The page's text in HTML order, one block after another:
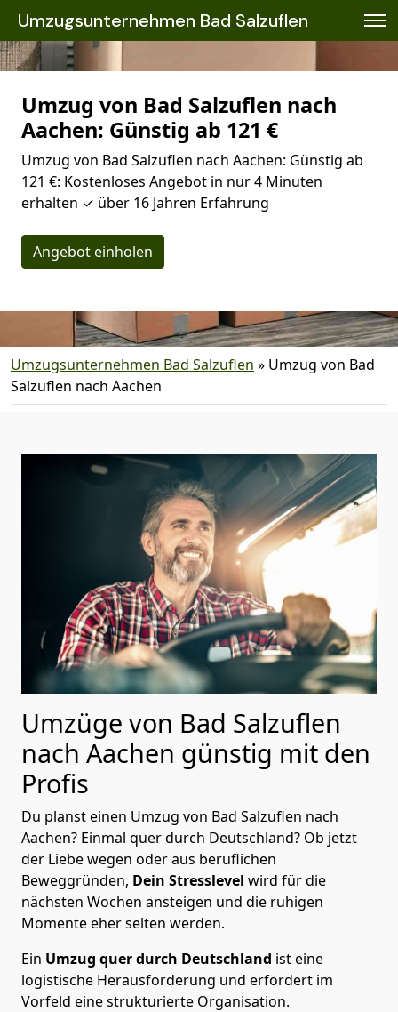
Umzugsunternehmen Bad Salzuflen
Umzug von Bad Salzuflen nach
Aachen: Günstig ab 121 €
Umzug von Bad Salzuflen nach Aachen: Günstig ab
121 €: Kostenloses Angebot in nur 4 Minuten
erhalten ✓ über 16 Jahren Erfahrung
Angebot einholen
Umzugsunternehmen Bad Salzuflen » Umzug von Bad
Salzuflen nach Aachen
Umzüge von Bad Salzuflen
nach Aachen günstig mit den
Profis
Du planst einen Umzug von Bad Salzuflen nach
Aachen? Einmal quer durch Deutschland? Ob jetzt
der Liebe wegen oder aus beruflichen
Beweggründen, Dein Stresslevel wird für die
nächsten Wochen ansteigen und die ruhigen
Momente eher selten werden.
Ein Umzug quer durch Deutschland ist eine
logistische Herausforderung und erfordert im
Vorfeld eine strukturierte Organisation.